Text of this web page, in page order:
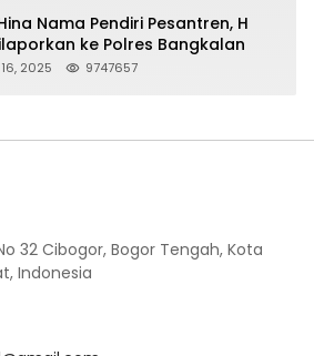
Nama Pendiri Pesantren, H
ke Polres Bangkalan
2025 9747657
32 Cibogor, Bogor Tengah, Kota
Indonesia